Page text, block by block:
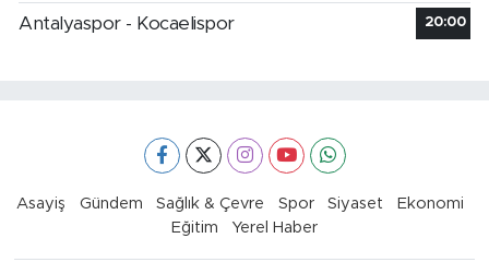
Antalyaspor - Kocaelispor 20:00
Asayiş Gündem Sağlık & Çevre Spor Siyaset
Ekonomi
Eğitim
Yerel Haber